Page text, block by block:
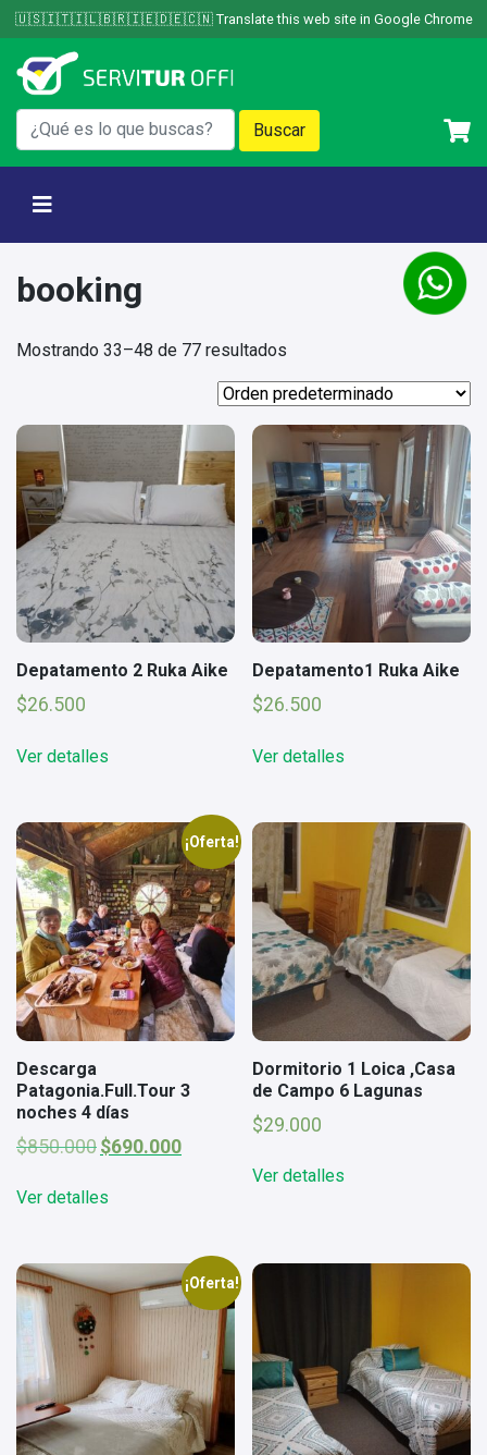
Skip
to
content
🇺🇸🇮🇹🇮🇱🇧🇷🇮🇪🇩🇪🇨🇳 Translate this web site in Google Chrome
booking
Mostrando 33–48 de 77 resultados
Depatamento 2 Ruka Aike
$26.500
Ver detalles
Depatamento1 Ruka Aike
$26.500
Ver detalles
¡Oferta!
Descarga
Patagonia.Full.Tour 3
noches 4 días
$850.000 El
era:
$690.000El
Ver detalles
Dormitorio 1 Loica ,Casa
de Campo 6 Lagunas
$29.000
Ver detalles
¡Oferta!